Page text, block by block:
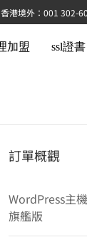
港境外：001 302-
加盟 ssl證書
訂單概觀
WordPress主機
旗艦版